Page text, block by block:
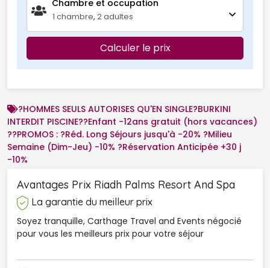
Chambre et occupation
1 chambre, 2adultes
Calculer le prix
?HOMMES SEULS AUTORISES QU'EN SINGLE?BURKINI
INTERDIT PISCINE??Enfant -12ans gratuit (hors vacances)
??PROMOS : ?Réd. Long Séjours jusqu'à -20% ?Milieu
Semaine (Dim-Jeu) -10% ?Réservation Anticipée +30 j
-10%
Avantages Prix Riadh Palms Resort And Spa
La garantie du meilleur prix
Soyez tranquille, Carthage Travel and Events négocié
pour vous les meilleurs prix pour votre séjour